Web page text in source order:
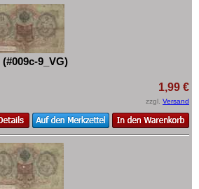
9_VG)
1,99 €
zzgl. Versand